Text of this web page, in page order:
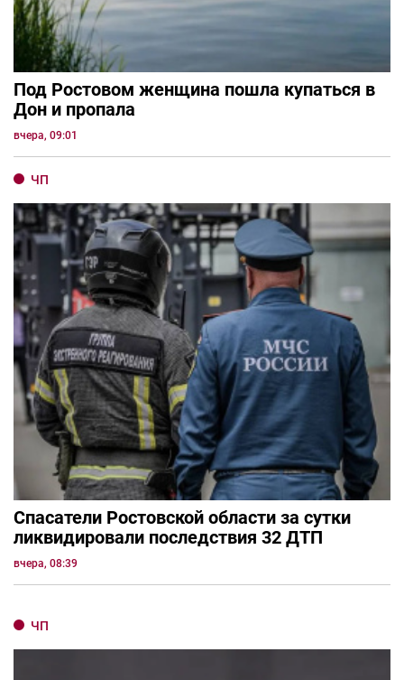
Под Ростовом женщина пошла купаться в
Дон и пропала
вчера, 09:01
ЧП
Спасатели Ростовской области за сутки
ликвидировали последствия 32 ДТП
вчера, 08:39
ЧП